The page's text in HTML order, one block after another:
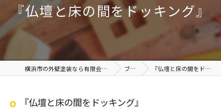
『仏壇と床の間をドッキング』
横浜市の外壁塗装なら有限会社ステップ塗装 ブログ 『仏壇と床の間をドッキング』
『仏壇と床の間をドッキング』